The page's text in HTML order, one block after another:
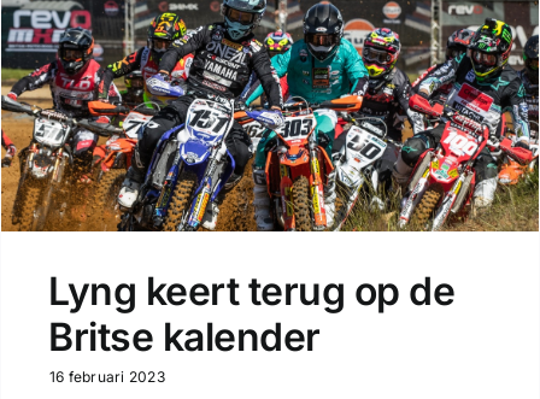
Lyng keert terug op de
Britse kalender
16 februari 2023